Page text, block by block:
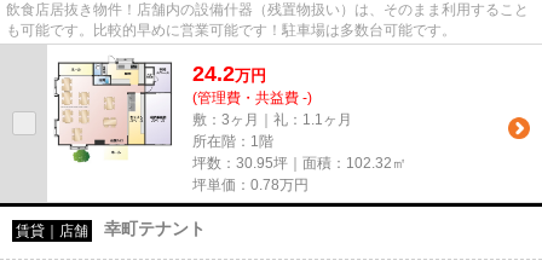
飲食店居抜き物件！店舗内の設備什器（残置物扱い）は、そのまま利用すること
も可能です。比較的早めに営業可能です！駐車場は多数台可能です。
24.2万円
(管理費・共益費 -)
敷：3ヶ月｜礼：1.1ヶ月
所在階：1階
坪数：30.95坪｜面積：102.32㎡
坪単価： 0.78万円
賃貸｜店舗 幸町テナント